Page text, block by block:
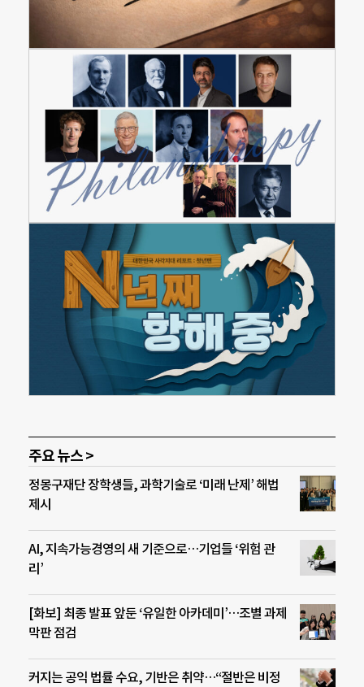
주요 뉴스 >
정몽구재단 장학생들, 과학기술로 ‘미래 난제’ 해법
제시
AI, 지속가능경영의 새 기준으로…기업들 ‘위험 관
리’
[화보] 최종 발표 앞둔 ‘유일한 아카데미’…조별 과제
막판 점검
커지는 공익 법률 수요, 기반은 취약…“절반은 비정